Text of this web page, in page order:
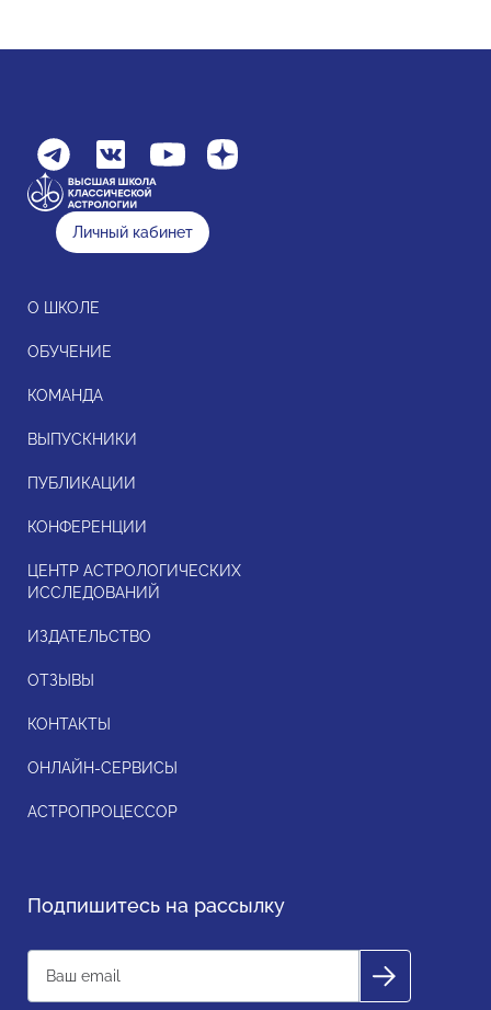
Личный кабинет
О ШКОЛЕ
ОБУЧЕНИЕ
КОМАНДА
ВЫПУСКНИКИ
ПУБЛИКАЦИИ
КОНФЕРЕНЦИИ
ЦЕНТР АСТРОЛОГИЧЕСКИХ
ИССЛЕДОВАНИЙ
ИЗДАТЕЛЬСТВО
ОТЗЫВЫ
КОНТАКТЫ
ОНЛАЙН-СЕРВИСЫ
АСТРОПРОЦЕССОР
Подпишитесь на рассылку